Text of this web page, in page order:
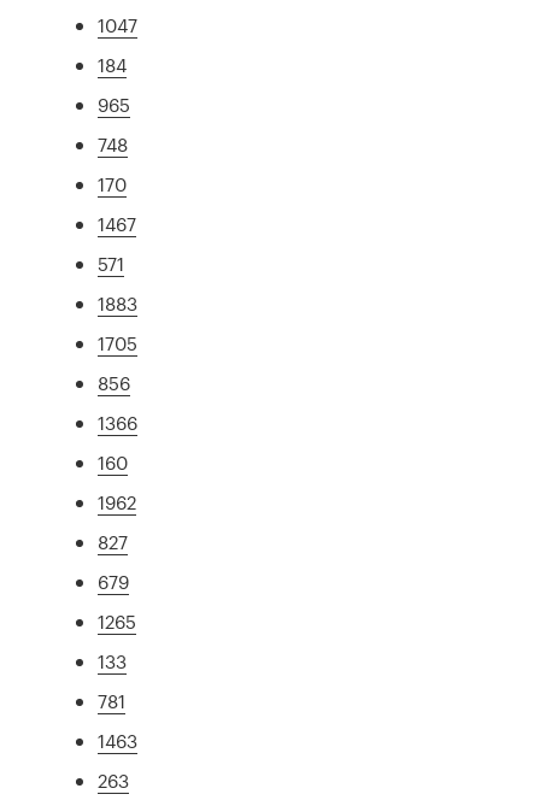
1047
184
965
748
170
1467
571
1883
1705
856
1366
160
1962
827
679
1265
133
781
1463
263